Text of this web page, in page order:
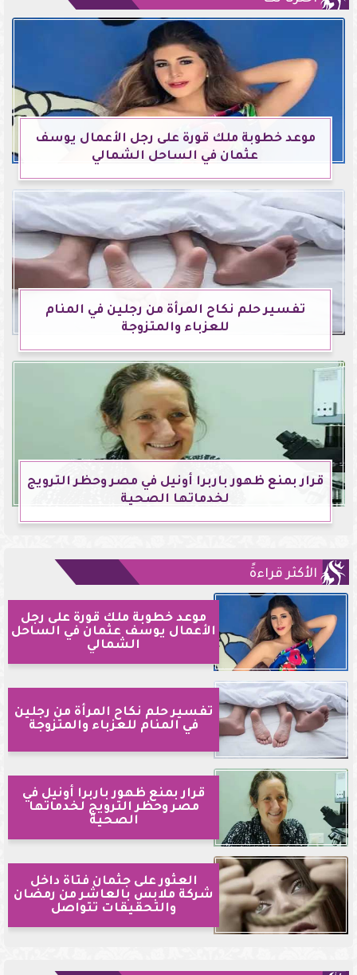
موعد خطوبة ملك قورة على رجل الأعمال يوسف
عثمان في الساحل الشمالي
تفسير حلم نكاح المرأة من رجلين في المنام
للعزباء والمتزوجة
قرار بمنع ظهور باربرا أونيل في مصر وحظر الترويج
لخدماتها الصحية
الأكثر قراءةً
موعد خطوبة ملك قورة على رجل
الأعمال يوسف عثمان في الساحل
الشمالي
تفسير حلم نكاح المرأة من رجلين
في المنام للعزباء والمتزوجة
قرار بمنع ظهور باربرا أونيل في
مصر وحظر الترويج لخدماتها
الصحية
العثور على جثمان فتاة داخل
شركة ملابس بالعاشر من رمضان
والتحقيقات تتواصل